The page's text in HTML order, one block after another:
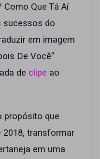
Que Tá Aí
sucessos do
em imagem
De Você”
de clipe ao
propósito que
transformar
em uma